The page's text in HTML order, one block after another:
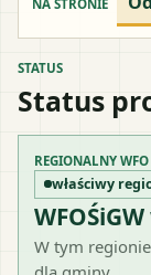
NA STRONIE
STATUS
Status
REGIONALNY WFO
właściwy
W tym